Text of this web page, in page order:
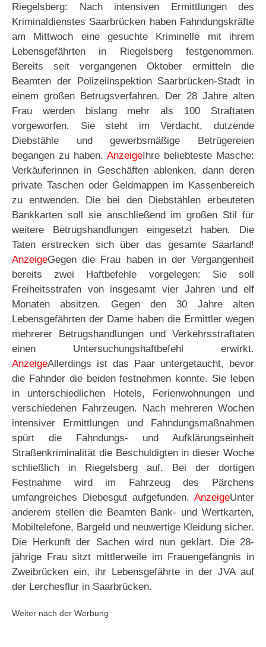
Riegelsberg: Nach intensiven Ermittlungen des
Kriminaldienstes Saarbrücken haben Fahndungskräfte
am Mittwoch eine gesuchte Kriminelle mit ihrem
Lebensgefährten in Riegelsberg festgenommen.
Bereits seit vergangenen Oktober ermitteln die
Beamten der Polizeiinspektion Saarbrücken-Stadt in
einem großen Betrugsverfahren. Der 28 Jahre alten
Frau werden bislang mehr als 100 Straftaten
vorgeworfen. Sie steht im Verdacht, dutzende
Diebstähle und gewerbsmäßige Betrügereien
begangen zu haben. Anzeige Ihre beliebteste Masche:
Verkäuferinnen in Geschäften ablenken, dann deren
private Taschen oder Geldmappen im Kassenbereich
zu entwenden. Die bei den Diebstählen erbeuteten
Bankkarten soll sie anschließend im großen Stil für
weitere Betrugshandlungen eingesetzt haben. Die
Taten erstrecken sich über das gesamte Saarland!
AnzeigeGegen die Frau haben in der Vergangenheit
bereits zwei Haftbefehle vorgelegen: Sie soll
Freiheitsstrafen von insgesamt vier Jahren und elf
Monaten absitzen. Gegen den 30 Jahre alten
Lebensgefährten der Dame haben die Ermittler wegen
mehrerer Betrugshandlungen und Verkehrsstraftaten
einen Untersuchungshaftbefehl erwirkt.
AnzeigeAllerdings ist das Paar untergetaucht, bevor
die Fahnder die beiden festnehmen konnte. Sie leben
in unterschiedlichen Hotels, Ferienwohnungen und
verschiedenen Fahrzeugen. Nach mehreren Wochen
intensiver Ermittlungen und Fahndungsmaßnahmen
spürt die Fahndungs- und Aufklärungseinheit
Straßenkriminalität die Beschuldigten in dieser Woche
schließlich in Riegelsberg auf. Bei der dortigen
Festnahme wird im Fahrzeug des Pärchens
umfangreiches Diebesgut aufgefunden. AnzeigeUnter
anderem stellen die Beamten Bank- und Wertkarten,
Mobiltelefone, Bargeld und neuwertige Kleidung sicher.
Die Herkunft der Sachen wird nun geklärt. Die 28-
jährige Frau sitzt mittlerweile im Frauengefängnis in
Zweibrücken ein, ihr Lebensgefährte in der JVA auf
der Lerchesflur in Saarbrücken.
Weiter nach der Werbung